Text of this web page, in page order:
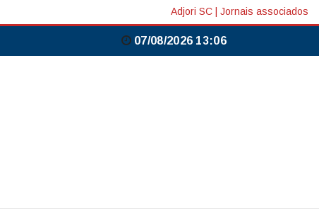
Adjori SC Jornais associados
07/08/2026 13:06